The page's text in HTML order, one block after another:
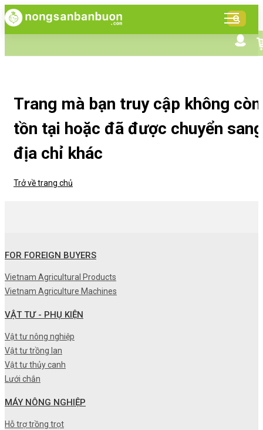
MỤC
Trang mà bạn truy cập không còn
tồn tại hoặc đã được chuyển sang
địa chỉ khác
Trở về trang chủ
FOR FOREIGN BUYERS
Vietnam Agricultural Products
Vietnam Agriculture Machines
VẬT TƯ - PHỤ KIỆN
Vật tư nông nghiệp
Vật tư trồng lan
Vật tư thủy canh
Lưới chắn
MÁY NÔNG NGHIỆP
Hỗ trợ trồng trọt